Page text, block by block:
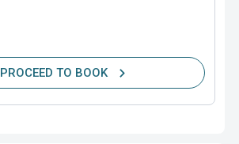
PROCEED TO BOOK